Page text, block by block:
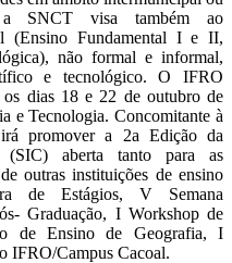
a SNCT visa também ao
(Ensino Fundamental I e II,
não formal e informal,
e tecnológico. O IFRO
dias 18 e 22 de outubro de
e Tecnologia. Concomitante à
promover a 2a Edição da
(SIC) aberta tanto para as
outras instituições de ensino
de Estágios, V Semana
Graduação, I Workshop de
de Ensino de Geografia, I
IFRO/Campus Cacoal.